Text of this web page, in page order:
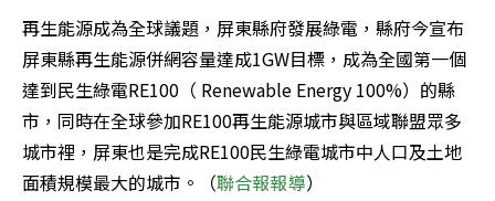
再生能源成為全球議題，屏東縣府發展綠電，縣府今宣布
屏東縣再生能源併網容量達成1GW目標，成為全國第一個
達到民生綠電RE100（ Renewable Energy 100%）的縣
市，同時在全球參加RE100再生能源城市與區域聯盟眾多
城市裡，屏東也是完成RE100民生綠電城市中人口及土地
面積規模最大的城市。（聯合報報導）